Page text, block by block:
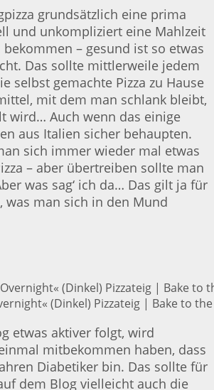
grundsätzlich eine prima
und unkompliziert eine Mahlzeit
– gesund ist so etwas
Das sollte mittlerweile jedem
selbst gemachte Pizza zu Hause
mit dem man schlank bleibt,
wird… Auch wenn das einige
aus Italien sicher behaupten.
sich immer wieder mal etwas
– aber übertreiben sollte man
was sag‘ ich da… Das gilt ja für
was man sich in den Mund
(Dinkel) Pizzateig | Bake to
etwas aktiver folgt, wird
mitbekommen haben, dass
Diabetiker bin. Das sollte für
dem Blog vielleicht auch die